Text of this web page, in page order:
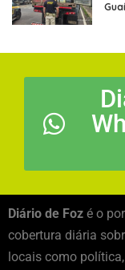
Diário de Foz é o
cobertura diária
locais como